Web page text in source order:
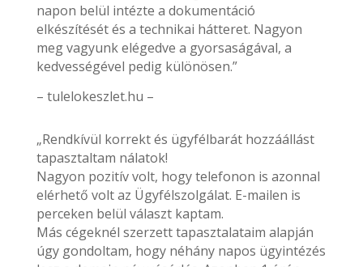
napon belül intézte a dokumentáció
elkészítését és a technikai hátteret. Nagyon
meg vagyunk elégedve a gyorsaságával, a
kedvességével pedig különösen.”
– tulelokeszlet.hu –
„Rendkívül korrekt és ügyfélbarát hozzáállást
tapasztaltam nálatok!
Nagyon pozitív volt, hogy telefonon is azonnal
elérhető volt az Ügyfélszolgálat. E-mailen is
perceken belül választ kaptam.
Más cégeknél szerzett tapasztalataim alapján
úgy gondoltam, hogy néhány napos ügyintézés